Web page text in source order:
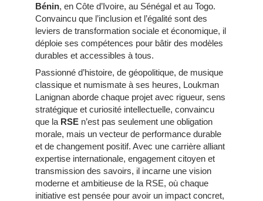
Bénin, en Côte d’Ivoire, au Sénégal et au Togo.
Convaincu que l’inclusion et l’égalité sont des
leviers de transformation sociale et économique, il
déploie ses compétences pour bâtir des modèles
durables et accessibles à tous.
Passionné d’histoire, de géopolitique, de musique
classique et numismate à ses heures, Loukman
Lanignan aborde chaque projet avec rigueur, sens
stratégique et curiosité intellectuelle, convaincu
que la RSE n’est pas seulement une obligation
morale, mais un vecteur de performance durable
et de changement positif. Avec une carrière alliant
expertise internationale, engagement citoyen et
transmission des savoirs, il incarne une vision
moderne et ambitieuse de la RSE, où chaque
initiative est pensée pour avoir un impact concret,